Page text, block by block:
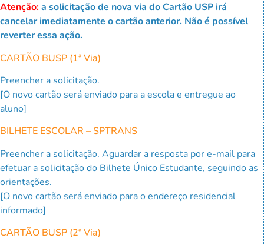
Atenção:a solicitação de nova via do Cartão USP irá
cancelar imediatamente o cartão anterior. Não é possível
reverter essa ação.
CARTÃO BUSP (1ª Via)
Preencher a solicitação.
[O novo cartão será enviado para a escola e entregue ao
aluno]
BILHETE ESCOLAR – SPTRANS
Preencher a solicitação. Aguardar a resposta por e-mail para
efetuar a solicitação do Bilhete Único Estudante, seguindo as
orientações.
[O novo cartão será enviado parao endereço residencial
informado]
CARTÃO BUSP (2ª Via)